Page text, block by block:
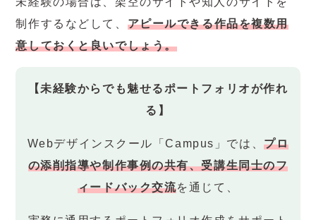
制作するなどして、 アピールできる作品を複数用
意しておくと良いでしょう。
【未経験からでも魅せるポートフォリオが作れ
る】
Webデザインスクール「Campus」では、プロ
の添削指導や制作事例の共有、受講生同士のフ
ィードバック交流を通じて、